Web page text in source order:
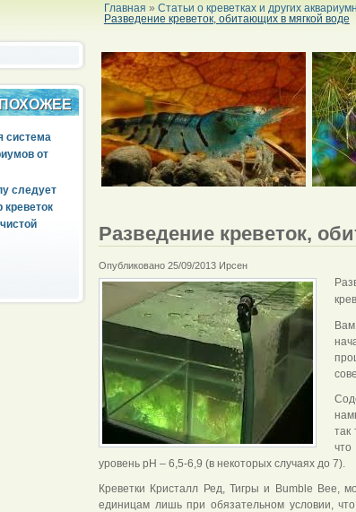
Главная » Статьи о креветках и других
Разведение креветок, обитающих в мягкой воде
система
от
следует
креветок
Разведение креветок,
Опубликовано 25/09/2013 Ирсен
так
уровень pH – 6,5-6,9 (в некоторых случаях до 7).
Креветки Кристалл Ред, Тигры и Bumble Bee,
единицам лишь при обязательном условии,